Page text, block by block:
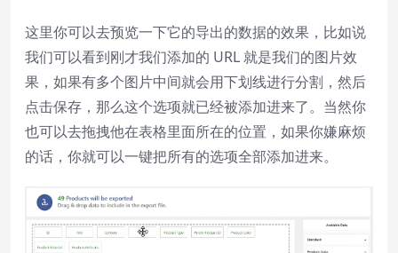
这里你可以去预览一下它的导出的数据的效果，比如说
我们可以看到刚才我们添加的 URL 就是我们的图片效
果，如果有多个图片中间就会用下划线进行分割，然后
点击保存，那么这个选项就已经被添加进来了。当然你
也可以去拖拽他在表格里面所在的位置，如果你嫌麻烦
的话，你就可以一键把所有的选项全部添加进来。